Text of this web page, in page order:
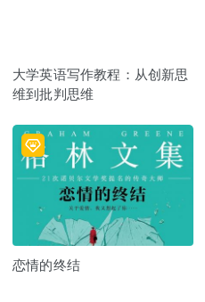
大学英语写作教程：从创新思
维到批判思维
恋情的终结